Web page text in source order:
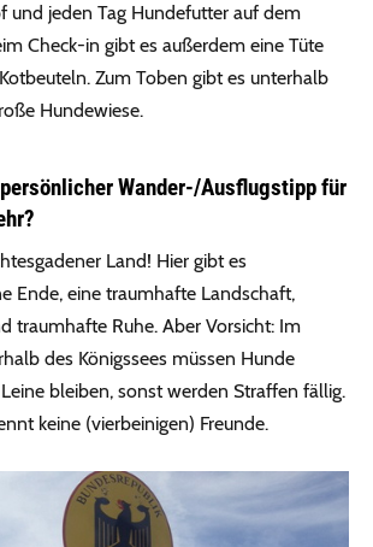
und jeden Tag Hundefutter auf dem
Check-in gibt es außerdem eine Tüte
Zum Toben gibt es unterhalb
Hundewiese.
Wander-/Ausflugstipp für
Land! Hier gibt es
Ende, eine traumhafte Landschaft,
traumhafte Ruhe. Aber Vorsicht: Im
des Königssees müssen Hunde
bleiben, sonst werden Straffen fällig.
keine (vierbeinigen) Freunde.